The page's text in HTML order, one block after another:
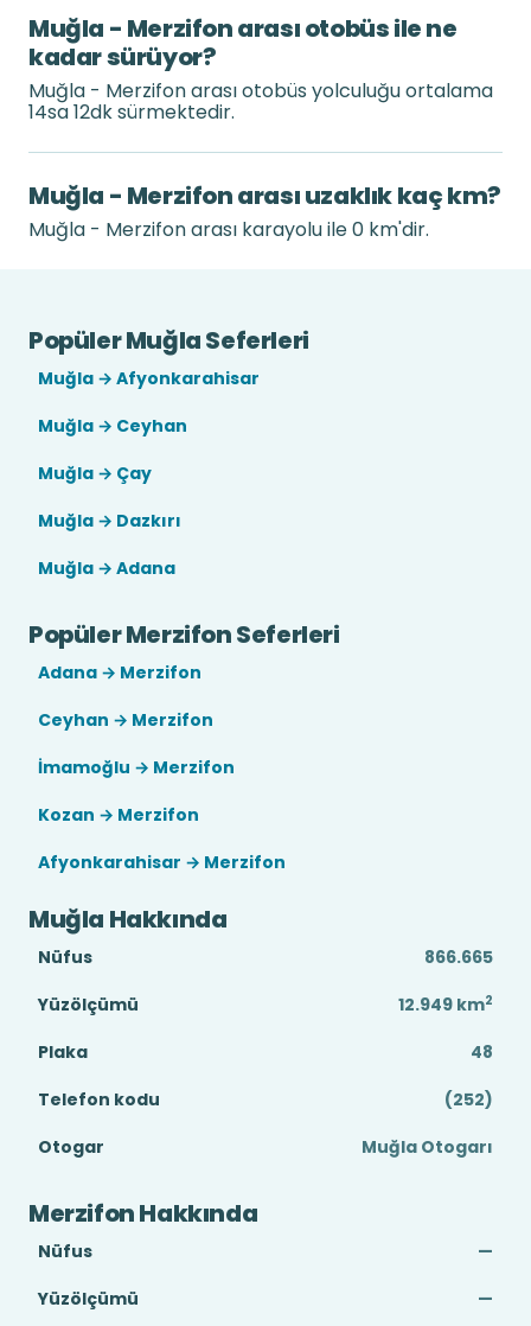
Muğla - Merzifon arası otobüs ile ne
kadar sürüyor?
Muğla - Merzifon arası otobüs yolculuğu ortalama
14sa 12dk sürmektedir.
Muğla - Merzifon arası uzaklık kaç km?
Muğla - Merzifon arası karayolu ile 0 km'dir.
Popüler Muğla Seferleri
Muğla → Afyonkarahisar
Muğla → Ceyhan
Muğla → Çay
Muğla → Dazkırı
Muğla → Adana
Popüler Merzifon Seferleri
Adana → Merzifon
Ceyhan → Merzifon
İmamoğlu → Merzifon
Kozan → Merzifon
Afyonkarahisar → Merzifon
Muğla Hakkında
Nüfus
866.665
Yüzölçümü
12.949 km2
Plaka
48
Telefon kodu
(252)
Otogar
Muğla Otogarı
Merzifon Hakkında
Nüfus
—
Yüzölçümü
—